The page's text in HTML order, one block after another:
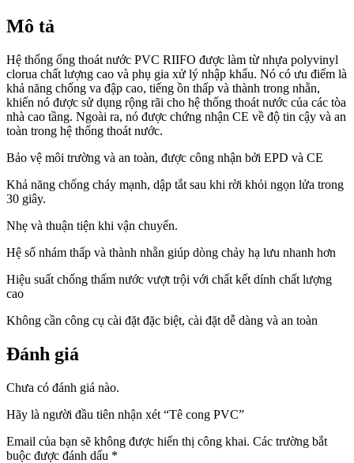
Mô tả
Hệ thống ống thoát nước PVC RIIFO được làm từ nhựa polyvinyl
clorua chất lượng cao và phụ gia xử lý nhập khẩu. Nó có ưu điểm là
khả năng chống va đập cao, tiếng ồn thấp và thành trong nhẵn,
khiến nó được sử dụng rộng rãi cho hệ thống thoát nước của các tòa
nhà cao tầng. Ngoài ra, nó được chứng nhận CE về độ tin cậy và an
toàn trong hệ thống thoát nước.
Bảo vệ môi trường và an toàn, được công nhận bởi EPD và CE
Khả năng chống cháy mạnh, dập tắt sau khi rời khỏi ngọn lửa trong
30 giây.
Nhẹ và thuận tiện khi vận chuyển.
Hệ số nhám thấp và thành nhẵn giúp dòng chảy hạ lưu nhanh hơn
Hiệu suất chống thấm nước vượt trội với chất kết dính chất lượng
cao
Không cần công cụ cài đặt đặc biệt, cài đặt dễ dàng và an toàn
Đánh giá
Chưa có đánh giá nào.
Hãy là người đầu tiên nhận xét “Tê cong PVC”
Email của bạn sẽ không được hiển thị công khai. Các trường bắt
buộc được đánh dấu *